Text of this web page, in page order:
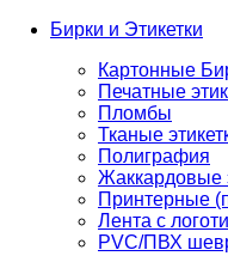
Бирки и Этикетки
Картонные
Печатные
Пломбы
Тканые
Полиграфия
Жаккардовые
Принтерные
Лента с
PVC/ПВХ